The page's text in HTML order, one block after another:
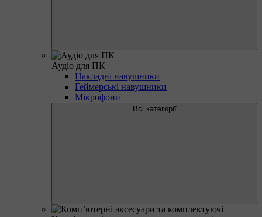
Аудіо для ПК
Накладні навушники
Геймерські навушники
Мікрофони
Всі категорії